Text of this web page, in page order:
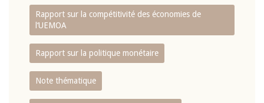
Rapport sur la compétitivité des économies de
l‘UEMOA
Rapport sur la politique monétaire
Note thématique